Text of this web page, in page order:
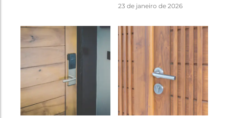
23 de janeiro de 2026